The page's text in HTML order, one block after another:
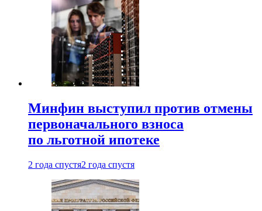
Минфин выступил против отмены
первоначального взноса
по льготной ипотеке
2 года спустя2 года спустя